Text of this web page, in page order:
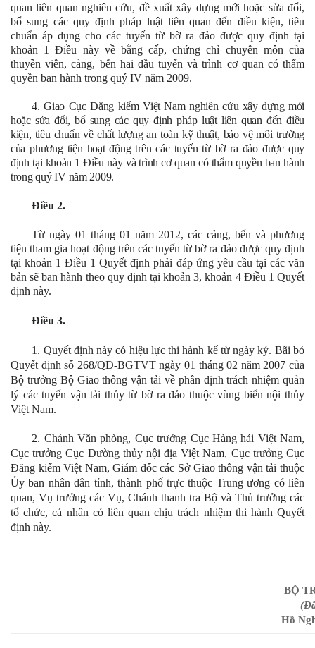
quan liên quan nghiên cứu, đề xuất xây dựng mới hoặc sửa đổi,
bổ sung các quy định pháp luật liên quan đến điều kiện, tiêu
chuẩn áp dụng cho các tuyến từ bờ ra đảo được quy định tại
khoản 1 Điều này về bằng cấp, chứng chỉ chuyên môn của
thuyền viên, cảng, bến hai đầu tuyến và trình cơ quan có thẩm
quyền ban hành trong quý IV năm 2009.
4. Giao Cục Đăng kiểm Việt Nam nghiên cứu xây dựng mới
hoặc sửa đổi, bổ sung các quy định pháp luật liên quan đến điều
kiện, tiêu chuẩn về chất lượng an toàn kỹ thuật, bảo vệ môi trường
của phương tiện hoạt động trên các tuyến từ bờ ra đảo được quy
định tại khoản 1 Điều này và trình cơ quan có thẩm quyền ban hành
trong quý IV năm 2009.
Điều 2.
Từ ngày 01 tháng 01 năm 2012, các cảng, bến và phương
tiện tham gia hoạt động trên các tuyến từ bờ ra đảo được quy định
tại khoản 1 Điều 1 Quyết định phải đáp ứng yêu cầu tại các văn
bản sẽ ban hành theo quy định tại khoản 3, khoản 4 Điều 1 Quyết
định này.
Điều 3.
1. Quyết định này có hiệu lực thi hành kể từ ngày ký. Bãi bỏ
Quyết định số 268/QĐ-BGTVT ngày 01 tháng 02 năm 2007 của
Bộ trưởng Bộ Giao thông vận tải về phân định trách nhiệm quản
lý các tuyến vận tải thủy từ bờ ra đảo thuộc vùng biển nội thủy
Việt Nam.
2. Chánh Văn phòng, Cục trưởng Cục Hàng hải Việt Nam,
Cục trưởng Cục Đường thủy nội địa Việt Nam, Cục trưởng Cục
Đăng kiểm Việt Nam, Giám đốc các Sở Giao thông vận tải thuộc
Ủy ban nhân dân tỉnh, thành phố trực thuộc Trung ương có liên
quan, Vụ trưởng các Vụ, Chánh thanh tra Bộ và Thủ trưởng các
tổ chức, cá nhân có liên quan chịu trách nhiệm thi hành Quyết
định này.
BỘ
Hồ